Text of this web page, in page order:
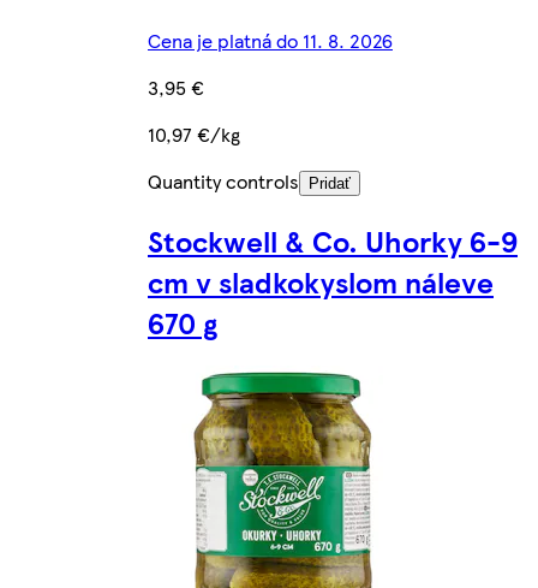
Cena je platná do 11. 8. 2026
3,95 €
10,97 €/kg
Quantity controls
Pridať
Stockwell & Co. Uhorky 6-9
cm v sladkokyslom náleve
670 g